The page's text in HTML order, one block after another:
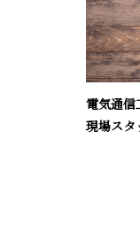
電気通信
現場スタ